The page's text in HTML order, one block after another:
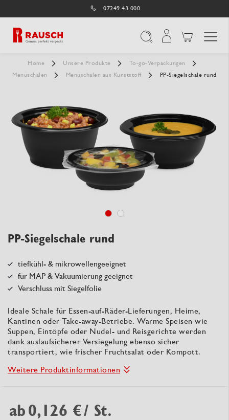
07249 43 000
Home Unsere Produkte
To-go-Verpackungen
Menüschalen
Menüschalen aus Kunststoff PP-Siegelschale rund
PP-Siegelschale rund
tiefkühl- & mikrowellengeeignet
für MAP & Vakuumierung geeignet
Verschluss mit Siegelfolie
Ideale Schale für Essen-auf-Räder-Lieferungen, Heime,
Kantinen oder Take-away-Betriebe. Warme Speisen wie
Suppen, Eintöpfe oder Nudel- und Reisgerichte werden
dank auslaufsicherer Versiegelung ebenso sicher
transportiert, wie frischer Fruchtsalat oder Kompott.
Weitere Produktinformationen
ab0,126 €/ St.